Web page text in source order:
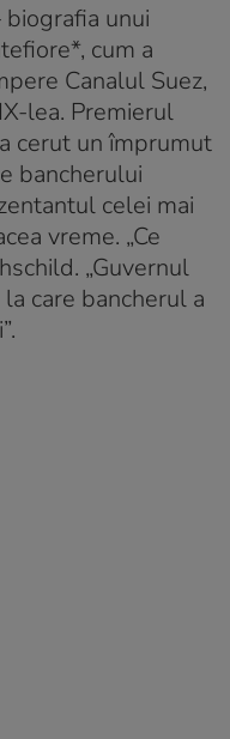
biografia unui
cum a
Canalul Suez,
lea. Premierul
cerut un împrumut
bancherului
celei mai
vreme. „Ce
„Guvernul
care bancherul a